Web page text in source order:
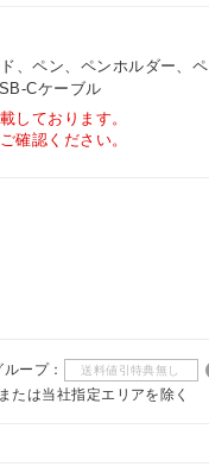
、ペン、ペンホルダー、ペ
Cケーブル
しております。
確認ください。
ープ： 送料値引特典無し
は当社指定エリアを除く